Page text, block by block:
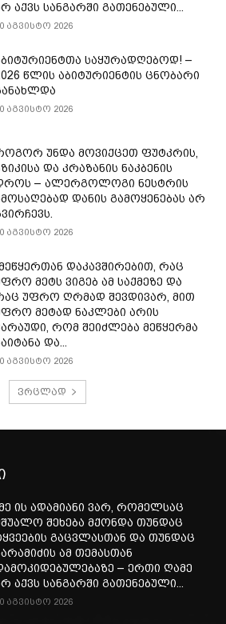
აქვს სანგარში გათენებული...
აგვისტო 2026
საყურადღებოდ! –
წლის აბიტურიენტის ცნობარი
აგვისტო 2026
უნდა მოვიქცეთ ფუტკრის,
და კრაზანის ნაკბენის
– ალერგოლოგი ნესტრის
დანის გამოყენებას არ
აგვისტო 2026
დაკავშირებით, რაც
მეტს ვიგებ ამ საქმეზე და
უფრო ღრმად შევდივარ, მით
მეტად ნაკლები არის
რომ შეიძლება მეწყერმა
და...
აგვისტო 2026
ვრცლად
ის ადამიანი ვარ, რომელსაც
შეხება მქონდა თუნდაც
გაცვლასთან და თუნდაც
ამ თემასთან
– ერთი ღამე
აქვს სანგარში გათენებული...
აგვისტო 2026